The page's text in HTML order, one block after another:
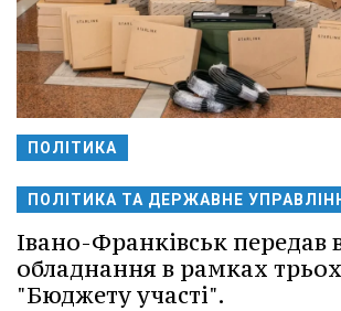
ПОЛІТИКА
ПОЛІТИКА ТА ДЕРЖАВНЕ
Івано-Франківськ передав
обладнання в рамках трьох
"Бюджету участі".